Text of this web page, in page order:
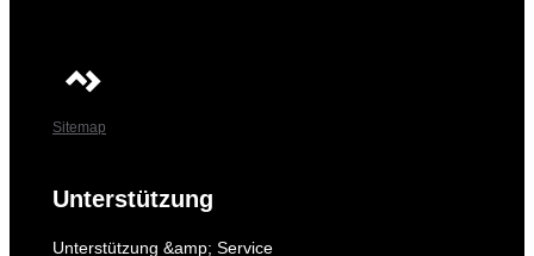
Sitemap
Unterstützung
Unterstützung &amp; Service